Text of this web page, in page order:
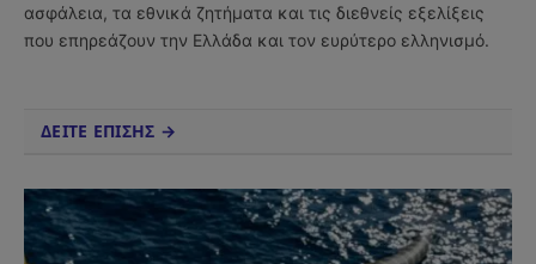
ασφάλεια, τα εθνικά ζητήματα και τις διεθνείς εξελίξεις
που επηρεάζουν την Ελλάδα και τον ευρύτερο ελληνισμό.
ΔΕΙΤΕ ΕΠΙΣΗΣ →